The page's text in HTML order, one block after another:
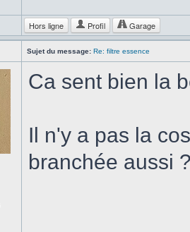
Hors ligne Profil Garage
Sujet du message: Re: filtre essence
Ca sent bien la
Il n'y a pas la
branchée aussi